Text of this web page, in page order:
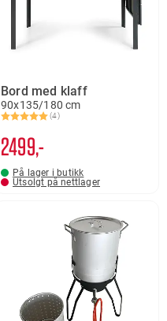
Bord med klaff
90x135/180 cm
Karakter:
(4)
5.0 av 5 mulige
2499,-
På lager i butikk
Utsolgt på nettlager